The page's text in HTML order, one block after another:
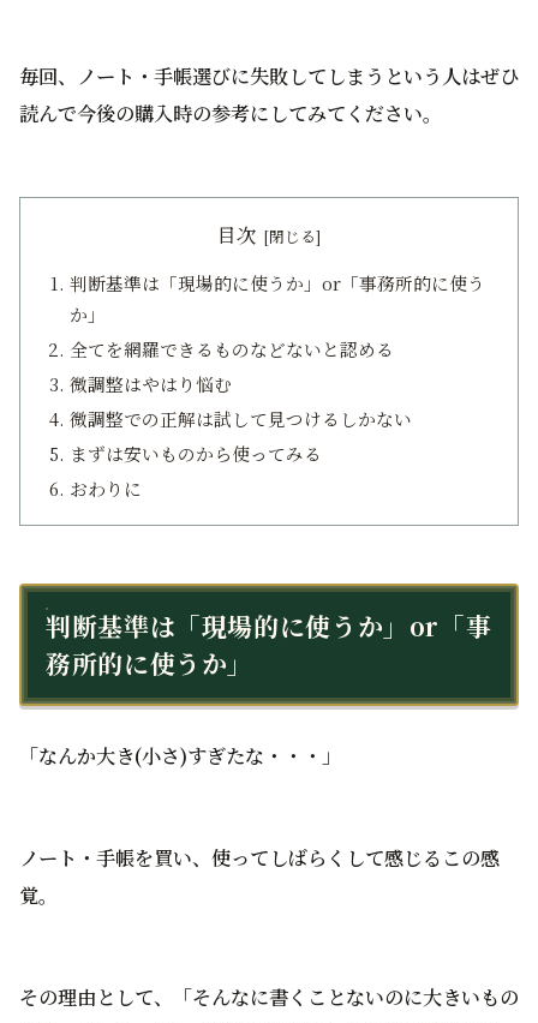
毎回、ノート・手帳選びに失敗してしまうという人はぜひ
読んで今後の購入時の参考にしてみてください。
目次
判断基準は「現場的に使うか」or「事務所的に使う
か」
全てを網羅できるものなどないと認める
微調整はやはり悩む
微調整での正解は試して見つけるしかない
まずは安いものから使ってみる
おわりに
判断基準は「現場的に使うか」or「事
務所的に使うか」
「なんか大き(小さ)すぎたな・・・」
ノート・手帳を買い、使ってしばらくして感じるこの感
覚。
その理由として、「そんなに書くことないのに大きいもの